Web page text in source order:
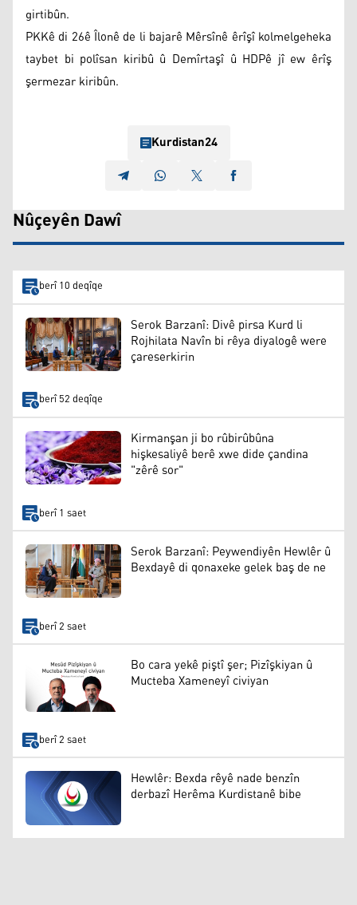
girtibûn.
PKKê di 26ê Îlonê de li bajarê Mêrsînê êrîşî kolmelgeheka
taybet bi polîsan kiribû û Demîrtaşî û HDPê jî ew êrîş
şermezar kiribûn.
Kurdistan24
Nûçeyên Dawî
berî 10 deqîqe
Serok Barzanî: Divê pirsa Kurd li
Rojhilata Navîn bi rêya diyalogê were
çareserkirin
berî 52 deqîqe
Kirmanşan ji bo rûbirûbûna
hişkesaliyê berê xwe dide çandina
"zêrê sor"
berî 1 saet
Serok Barzanî: Peywendiyên Hewlêr û
Bexdayê di qonaxeke gelek baş de ne
berî 2 saet
Bo cara yekê piştî şer; Pizîşkiyan û
Mucteba Xameneyî civiyan
berî 2 saet
Hewlêr: Bexda rêyê nade benzîn
derbazî Herêma Kurdistanê bibe